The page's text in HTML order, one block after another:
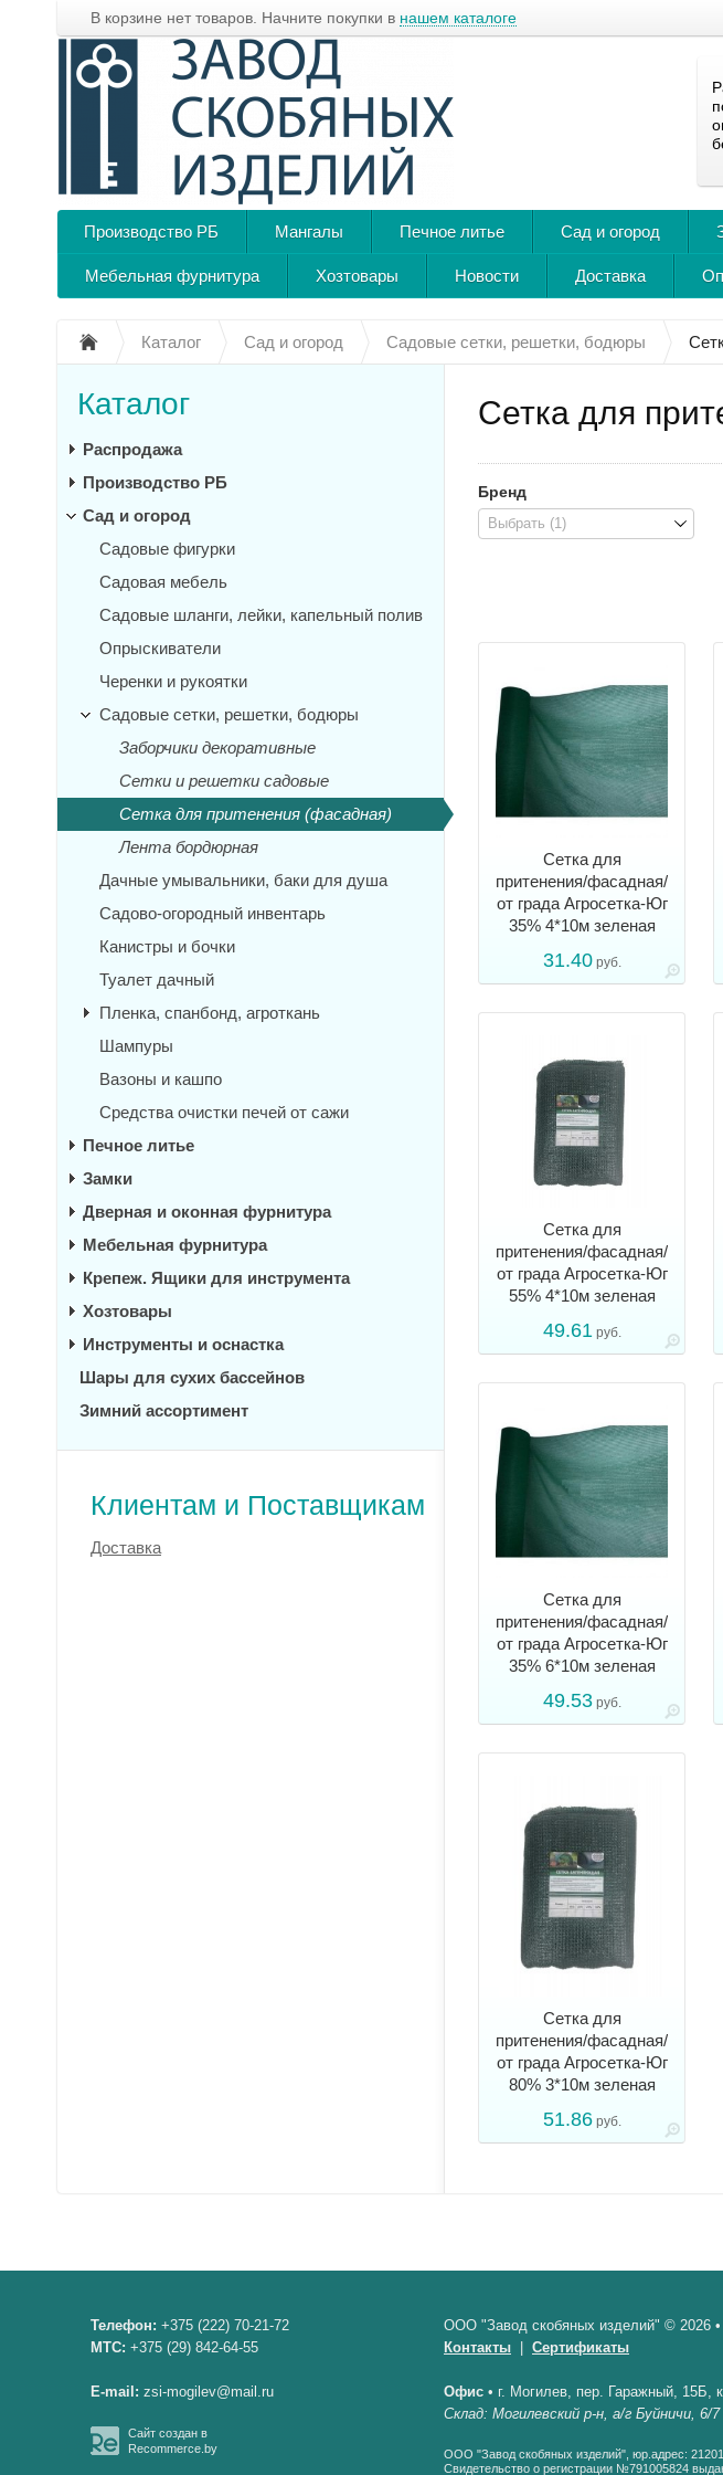
В корзине нет товаров. Начните покупки в нашем каталоге
Производство РБ Мангалы Печное литье Сад и огород
Мебельная фурнитура Хозтовары Новости Доставка
Каталог Сад и огород Садовые сетки, решетки, бодюры
Сетка для
Бренд
Выбрать (1)
Сетка для
притенения/фасадная/
от града Агросетка-Юг
35% 4*10м зеленая
31.40руб.
Сетка для
притенения/фасадная/
от града Агросетка-Юг
55% 4*10м зеленая
49.61руб.
Сетка для
притенения/фасадная/
от града Агросетка-Юг
35% 6*10м зеленая
49.53руб.
Сетка для
притенения/фасадная/
от града Агросетка-Юг
80% 3*10м зеленая
51.86руб.
Каталог
Распродажа
Производство РБ
Сад и огород
Садовые фигурки
Садовая мебель
Садовые шланги, лейки, капельный полив
Опрыскиватели
Черенки и рукоятки
Садовые сетки, решетки, бодюры
Заборчики декоративные
Сетки и решетки садовые
Сетка для притенения (фасадная)
Лента бордюрная
Дачные умывальники, баки для душа
Садово-огородный инвентарь
Канистры и бочки
Туалет дачный
Пленка, спанбонд, агроткань
Шампуры
Вазоны и кашпо
Средства очистки печей от сажи
Печное литье
Замки
Дверная и оконная фурнитура
Мебельная фурнитура
Крепеж. Ящики для инструмента
Хозтовары
Инструменты и оснастка
Шары для сухих бассейнов
Зимний ассортимент
Клиентам и Поставщикам
Доставка
Телефон: +375 (222) 70-21-72
МТС: +375 (29) 842-64-55
E-mail: zsi-mogilev@mail.ru
Сайт создан в
Recommerce.by
ООО "Завод скобяных изделий" © 2026 •
Контакты
Сертификаты
Офис • г. Могилев, пер. Гаражный, 15Б,
Склад: Могилевский р-н, а/г Буйничи, 6/7
ООО "Завод скобяных изделий", юр.адрес:
Свидетельство о регистрации №791005824